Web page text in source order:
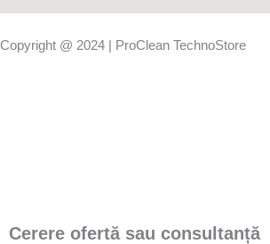
Copyright @ 2024 | ProClean TechnoStore
Cerere ofertă sau consultanță